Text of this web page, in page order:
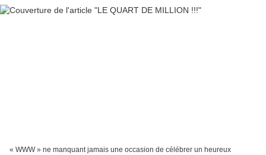
« WWW » ne manquant jamais une occasion de célébrer un heureux